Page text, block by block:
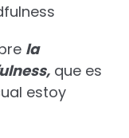
la
que es
estoy